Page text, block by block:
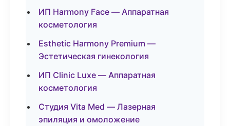
ИП Harmony Face — Аппаратная
косметология
Esthetic Harmony Premium —
Эстетическая гинекология
ИП Clinic Luxe — Аппаратная
косметология
Студия Vita Med — Лазерная
эпиляция и омоложение